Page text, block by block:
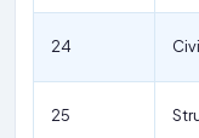
24
25